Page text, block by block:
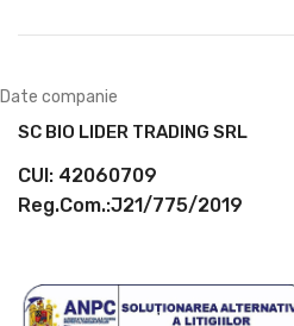
Date companie
SC BIO LIDER TRADING SRL
CUI: 42060709
Reg.Com.:J21/775/2019